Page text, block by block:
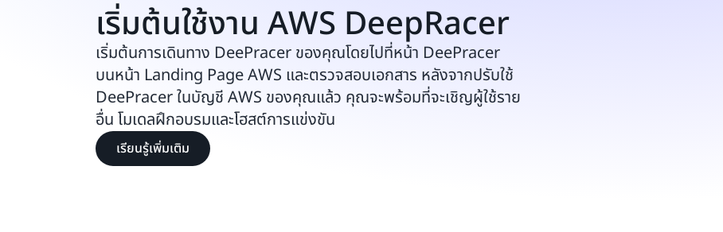
เริ่มต้นใช้งาน AWS DeepRacer
เริ่มต้นการเดินทาง DeePracer ของคุณโดยไปที่หน้า DeePracer
บนหน้า Landing Page AWS และตรวจสอบเอกสาร หลังจากปรับใช้
DeePracer ในบัญชี AWS ของคุณแล้ว คุณจะพร้อมที่จะเชิญผู้ใช้ราย
อื่น โมเดลฝึกอบรมและโฮสต์การแข่งขัน
เรียนรู้เพิ่มเติม